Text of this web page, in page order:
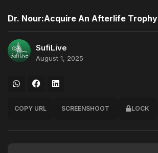
Dr. Nour:Acquire An Afterlife Trophy
SufiLive
August 1, 2025
COPY URL SCREENSHOOT LOCK